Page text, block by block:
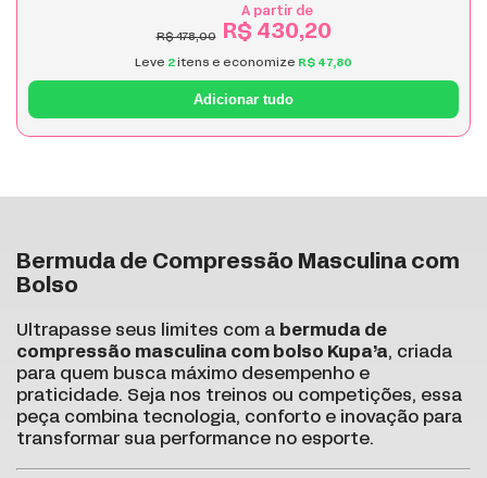
R$ 478,00
A partir de
R$ 430,20
Leve 2 itens e economize R$ 47,80
Adicionar tudo
Bermuda de Compressão Masculina com
Bolso
Ultrapasse seus limites com a bermuda de
compressão masculina com bolso Kupa’a, criada
para quem busca máximo desempenho e
praticidade. Seja nos treinos ou competições, essa
peça combina tecnologia, conforto e inovação para
transformar sua performance no esporte.